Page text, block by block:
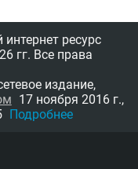
ресурс
гг. Все права
издание,
17 ноября 2016 г.,
Подробнее